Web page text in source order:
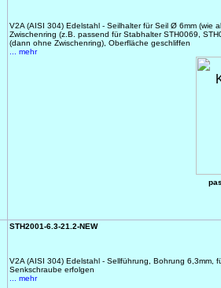
V2A (AISI 304) Edelstahl - Seilhalter für Seil Ø 6mm (wie
Zwischenring (z.B. passend für Stabhalter STH0069,
(dann ohne Zwischenring), Oberfläche geschliffen
... mehr
STH2001-6.3-21.2-NEW
V2A (AISI 304) Edelstahl - Sellführung, Bohrung 6,3mm,
Senkschraube erfolgen
... mehr